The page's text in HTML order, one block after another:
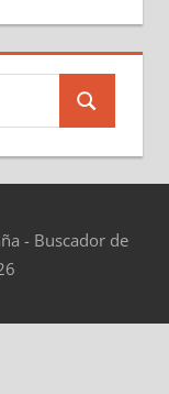
Buscar
- Buscador de